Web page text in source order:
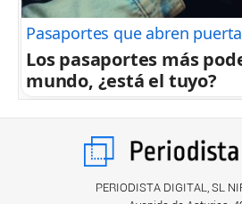
Pasaportes que abren
Los pasaportes más
mundo, ¿está el tuyo?
PERIODISTA DIGITAL, SL